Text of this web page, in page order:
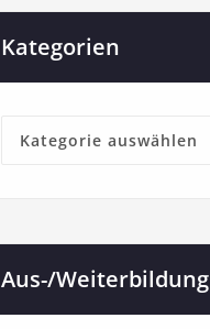
Kategorien
Kategorien
Aus-/Weiterbildung